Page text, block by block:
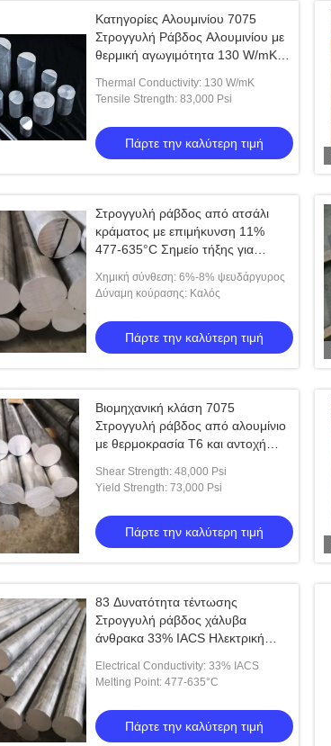
Κατηγορίες Αλουμινίου 7075
Στρογγυλή Ράβδος Αλουμινίου με
θερμική αγωγιμότητα 130 W/mK
Thermal Conductivity: 130 W/mK
Tensile Strength: 83,000 Psi
Πάρτε την καλύτερη τιμή
Στρογγυλή ράβδος από ατσάλι
κράματος με επιμήκυνση 11%
477-635°C Σημείο τήξης για
φορτία
Χημική σύνθεση: 6%-8% ψευδάργυρος
Δύναμη κούρασης: Καλός
Πάρτε την καλύτερη τιμή
Βιομηχανική κλάση 7075
Στρογγυλή ράβδος από αλουμίνιο
με θερμοκρασία T6 και αντοχή
Shear Strength: 48,000 Psi
Yield Strength: 73,000 Psi
Πάρτε την καλύτερη τιμή
83 Δυνατότητα τέντωσης
Στρογγυλή ράβδος χάλυβα
άνθρακα 33% IACS Ηλεκτρική
εφαρμογές
Electrical Conductivity: 33% IACS
Melting Point: 477-635°C
Πάρτε την καλύτερη τιμή